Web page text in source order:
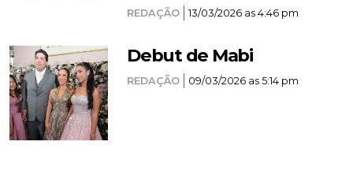
REDAÇÃO 13/03/2026 as 4:46 pm
Debut de Mabi
REDAÇÃO 09/03/2026 as 5:14 pm